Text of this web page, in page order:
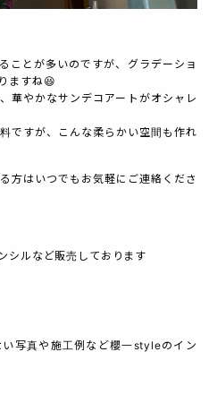
ことが多いのですが、グラデーショ
ますね😆
華やかなサンデコアートがオシャレ
ですが、こんな柔らかい空間も作れ
方はいつでもお気軽にご連絡くださ
シルなど販売しております
写真や施工例など櫻一styleのイン